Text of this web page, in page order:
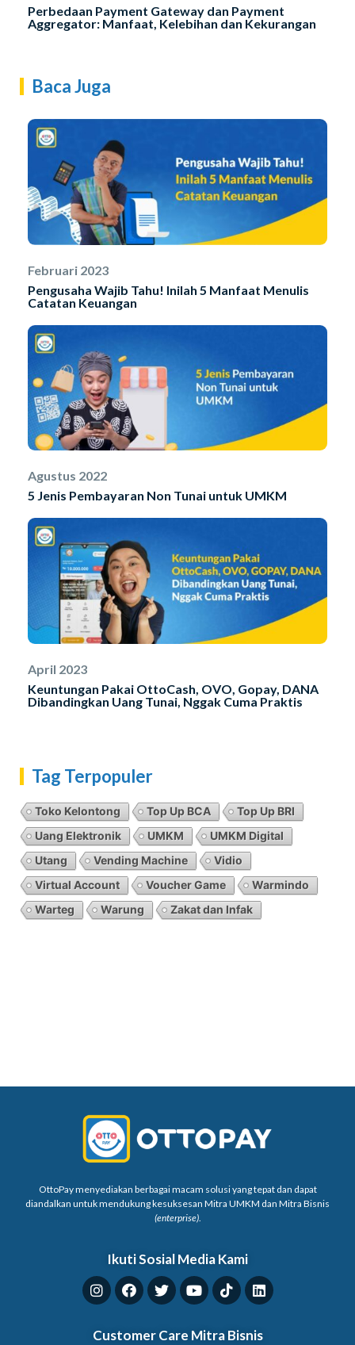
Perbedaan Payment Gateway dan Payment
Aggregator: Manfaat, Kelebihan dan Kekurangan
Baca Juga
Februari 2023
Pengusaha Wajib Tahu! Inilah 5 Manfaat Menulis
Catatan Keuangan
Agustus 2022
5 Jenis Pembayaran Non Tunai untuk UMKM
April 2023
Keuntungan Pakai OttoCash, OVO, Gopay, DANA
Dibandingkan Uang Tunai, Nggak Cuma Praktis
Tag Terpopuler
Toko Kelontong Top Up BCA
Top Up BRI
Uang Elektronik
UMKM
UMKM Digital
Utang
Vending Machine
Vidio
Virtual Account
Voucher Game
Warmindo
Warteg
Warung Zakat dan Infak
OttoPay menyediakan berbagai macam solusi yang tepat dan dapat
diandalkan untuk mendukung kesuksesan Mitra UMKM dan Mitra Bisnis
(enterprise).
Ikuti Sosial Media Kami
Customer Care Mitra Bisnis